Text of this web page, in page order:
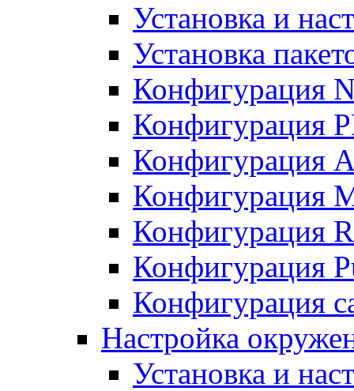
Установка и
Установка
Конфигурация
Конфигурация
Конфигурация
Конфигурация
Конфигурация
Конфигурация
Конфигурация
Настройка
Установка и